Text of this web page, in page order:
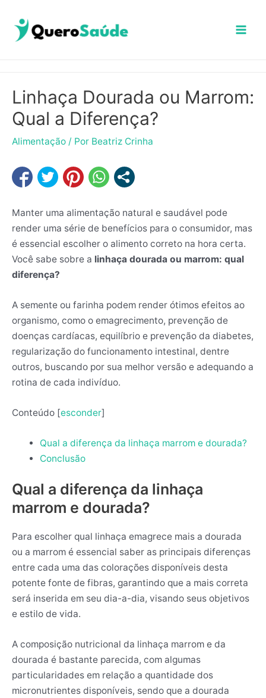
para
Linhaça Dourada ou Marrom:
Qual a Diferença?
Alimentação / Por Beatriz Crinha
Manter uma alimentação natural e saudável pode
render uma série de benefícios para o consumidor, mas
é essencial escolher o alimento correto na hora certa.
Você sabe sobre a linhaça dourada ou marrom: qual
diferença?
A semente ou farinha podem render ótimos efeitos ao
organismo, como o emagrecimento, prevenção de
doenças cardíacas, equilíbrio e prevenção da diabetes,
regularização do funcionamento intestinal, dentre
outros, buscando por sua melhor versão e adequando a
rotina de cada indivíduo.
Conteúdo [esconder]
Qual a diferença da linhaça marrom e dourada?
Conclusão
Qual a diferença da linhaça
marrom e dourada?
Para escolher qual linhaça emagrece mais a dourada
ou a marrom é essencial saber as principais diferenças
entre cada uma das colorações disponíveis desta
potente fonte de fibras, garantindo que a mais correta
será inserida em seu dia-a-dia, visando seus objetivos
e estilo de vida.
A composição nutricional da linhaça marrom e da
dourada é bastante parecida, com algumas
particularidades em relação a quantidade dos
micronutrientes disponíveis, sendo que a dourada